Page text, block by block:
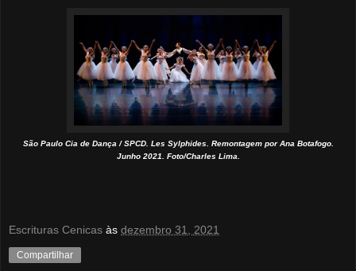
São Paulo Cia de Dança / SPCD. Les Sylphides. Remontagem por Ana Botafogo.
Junho 2021. Foto/Charles Lima.
Escrituras Cenicas às dezembro 31, 2021
Compartilhar